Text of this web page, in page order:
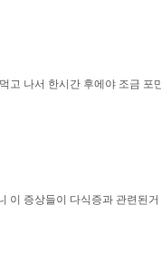
고 나서 한시간 후에야 조금 포
이 증상들이 다식증과 관련된